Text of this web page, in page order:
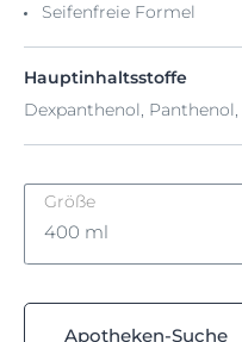
Seifenfreie Formel
Hauptinhaltsstoffe
Dexpanthenol,
Größe
400 ml
Apotheken-Suche